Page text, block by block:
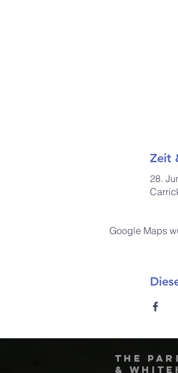
Zeit
28.
Google Maps
The
&